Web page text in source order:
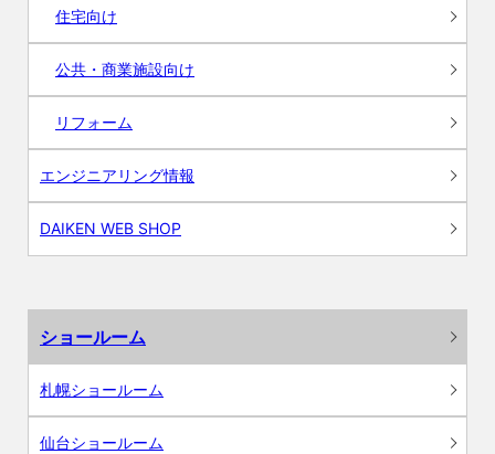
住宅向け
公共・商業施設向け
リフォーム
エンジニアリング情報
DAIKEN WEB SHOP
ショールーム
札幌ショールーム
仙台ショールーム